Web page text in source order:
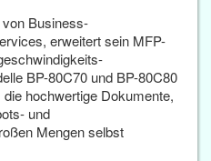
Business-
erweitert sein MFP-
BP-80C70 und BP-80C80
hochwertige Dokumente,
und
Mengen selbst